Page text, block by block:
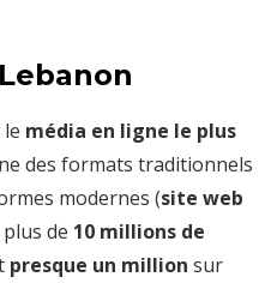
média en ligne le plus
des formats traditionnels
modernes (site web
plus de 10 millions de
presque un million sur